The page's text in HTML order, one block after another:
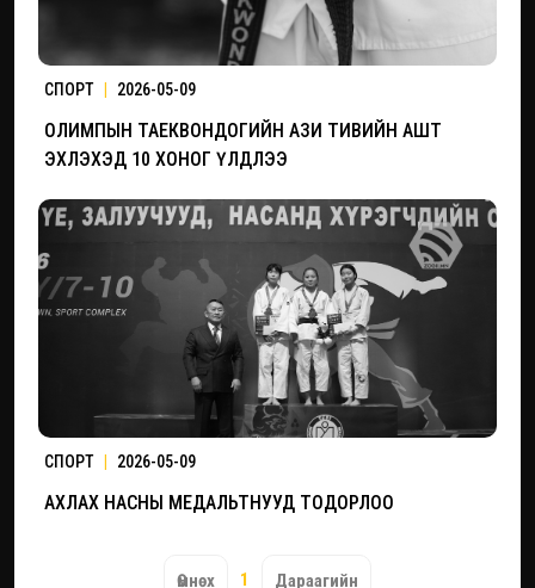
СПОРТ 2026-05-09
ОЛИМПЫН ТАЕКВОНДОГИЙН АЗИ ТИВИЙН АШТ
ЭХЛЭХЭД 10 ХОНОГ ҮЛДЛЭЭ
СПОРТ 2026-05-09
АХЛАХ НАСНЫ МЕДАЛЬТНУУД ТОДОРЛОО
Өмнөх 1 Дараагийн